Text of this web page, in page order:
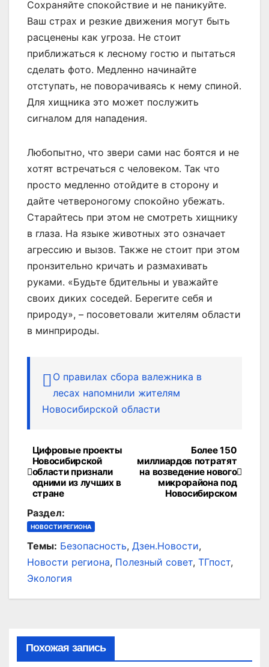
Сохраняйте спокойствие и не паникуйте.
Ваш страх и резкие движения могут быть
расценены как угроза. Не стоит
приближаться к лесному гостю и пытаться
сделать фото. Медленно начинайте
отступать, не поворачиваясь к нему спиной.
Для хищника это может послужить
сигналом для нападения.
Любопытно, что звери сами нас боятся и не
хотят встречаться с человеком. Так что
просто медленно отойдите в сторону и
дайте четвероногому спокойно убежать.
Старайтесь при этом не смотреть хищнику
в глаза. На языке животных это означает
агрессию и вызов. Также не стоит при этом
пронзительно кричать и размахивать
руками. «Будьте бдительны и уважайте
своих диких соседей. Берегите себя и
природу», – посоветовали жителям области
в минприроды.
О правилах сбора валежника в
лесах напомнили жителям
Новосибирской области
Навигация
по
записям
Более 150
миллиардов потратят
на возведение нового
микрорайона под
Новосибирском
Цифровые проекты
Новосибирской
области признали
одними из лучших в
стране
Раздел:
НОВОСТИ РЕГИОНА
Темы: Безопасность, Дзен.Новости,
Новости региона, Полезный совет, ТГпост,
Экология
Похожая запись